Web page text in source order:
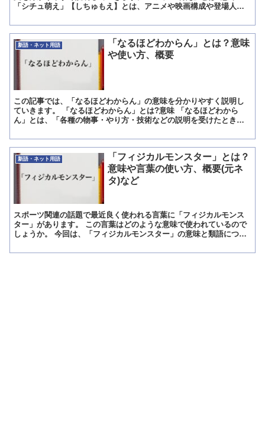
「シチュ萌え」【しちゅもえ】とは、アニメや映画構成や登場人物
新語・ネット用語
「なるほどわからん」とは？意味
や使い方、概要
この記事では、「なるほどわからん」の意味を分かりやすく説明し
ていきます。 「なるほどわからん」とは?意味 「なるほどわから
ん」とは、「各種の物事・やり方・技術などの説明を受けたとき
分...
新語・ネット用語
「フィジカルモンスター」とは？
意味や言葉の使い方、概要(元ネ
タ)など
スポーツ関連の話題で最近良く使われる言葉に「フィジカルモンス
ター」があります。 この言葉はどのような意味で使われているので
しょうか。 今回は、「フィジカルモンスター」の意味と類語につい